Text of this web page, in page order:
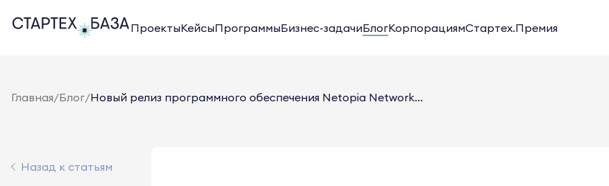
ПроектыКейсыПрограммыБизнес-задачиБлогКорпорациямСтартех.Премия
Главная/Блог/Новый релиз программного обеспечения Netopia Network...
Назад к статьям